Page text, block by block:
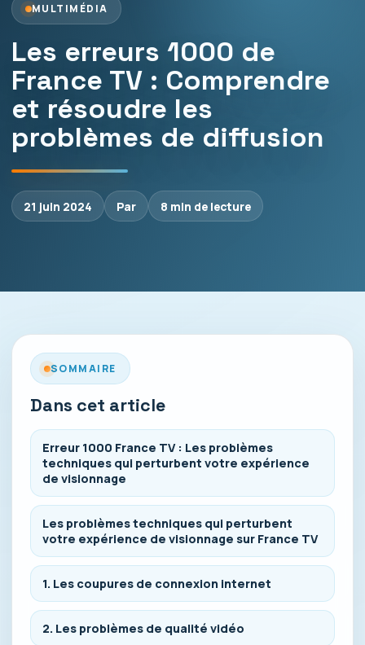
MULTIMÉDIA
Les erreurs 1000 de
France TV : Comprendre
et résoudre les
problèmes de diffusion
21 juin 2024 Par 8 min de lecture
SOMMAIRE
Dans cet article
Erreur 1000 France TV : Les problèmes
techniques qui perturbent votre expérience
de visionnage
Les problèmes techniques qui perturbent
votre expérience de visionnage sur France TV
1. Les coupures de connexion internet
2. Les problèmes de qualité vidéo